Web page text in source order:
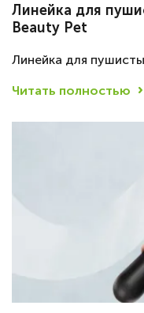
Линейка для
Beauty Pet
Линейка для
Читать полностью